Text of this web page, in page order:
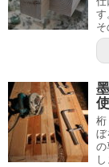
す
桁
ぼ
の